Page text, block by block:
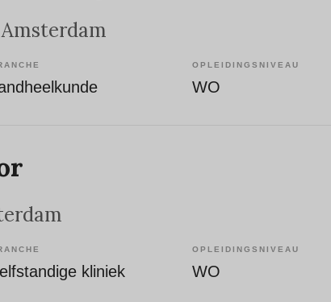
Amsterdam
OPLEIDINGSNIVEAU
WO
kliniek
OPLEIDINGSNIVEAU
WO